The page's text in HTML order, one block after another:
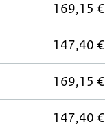
169,15 €
147,40 €
169,15 €
147,40 €